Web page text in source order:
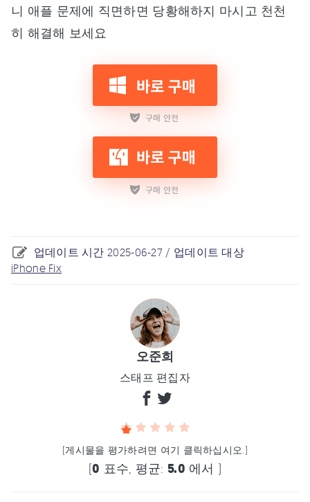
니 애플 문제에 직면하면 당황해하지 마시고 천천
히 해결해 보세요
업데이트 시간 2025-06-27 / 업데이트 대상
iPhone Fix
오준희
스태프 편집자
(게시물을 평가하려면 여기 클릭하십시오.)
(0 표수, 평균: 5.0 에서 )